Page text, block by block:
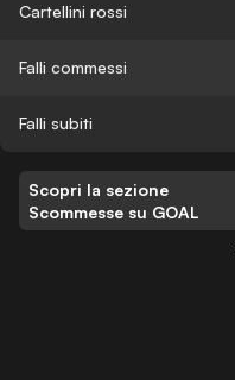
Cartellini rossi
Falli commessi
Falli subiti
Scopri la sezione
Scommesse su GOAL